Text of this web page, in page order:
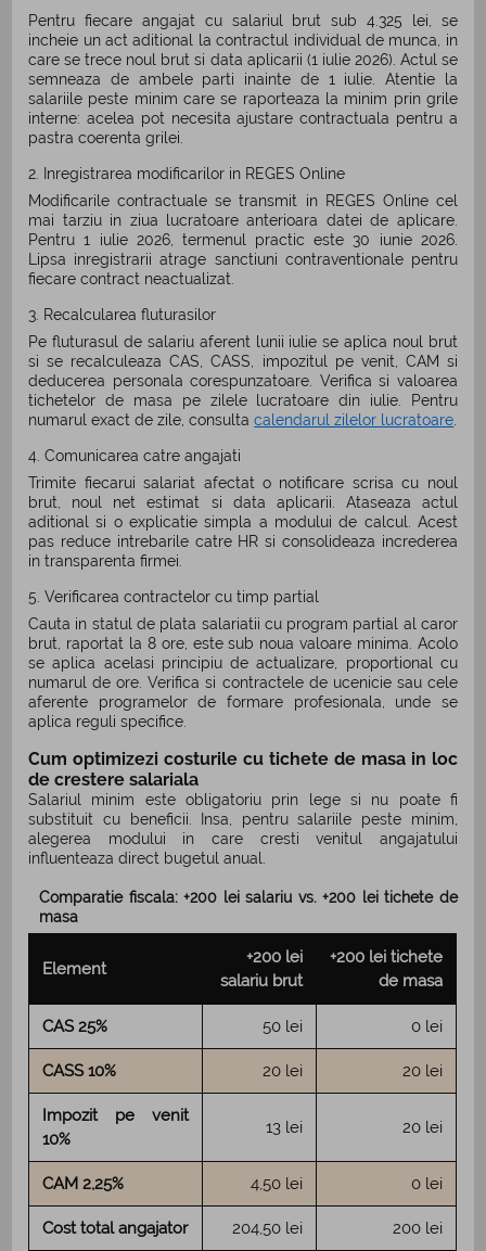
Pentru fiecare angajat cu salariul brut sub 4.325 lei, se
incheie un act aditional la contractul individual de munca, in
care se trece noul brut si data aplicarii (1 iulie 2026). Actul se
semneaza de ambele parti inainte de 1 iulie. Atentie la
salariile peste minim care se raporteaza la minim prin grile
interne: acelea pot necesita ajustare contractuala pentru a
pastra coerenta grilei.
2. Inregistrarea modificarilor in REGES Online
Modificarile contractuale se transmit in REGES Online cel
mai tarziu in ziua lucratoare anterioara datei de aplicare.
Pentru 1 iulie 2026, termenul practic este 30 iunie 2026.
Lipsa inregistrarii atrage sanctiuni contraventionale pentru
fiecare contract neactualizat.
3. Recalcularea fluturasilor
Pe fluturasul de salariu aferent lunii iulie se aplica noul brut
si se recalculeaza CAS, CASS, impozitul pe venit, CAM si
deducerea personala corespunzatoare. Verifica si valoarea
tichetelor de masa pe zilele lucratoare din iulie. Pentru
numarul exact de zile, consultacalendarul zilelor lucratoare
4. Comunicarea catre angajati
Trimite fiecarui salariat afectat o notificare scrisa cu noul
brut, noul net estimat si data aplicarii. Ataseaza actul
aditional si o explicatie simpla a modului de calcul. Acest
pas reduce intrebarile catre HR si consolideaza increderea
in transparenta firmei.
5. Verificarea contractelor cu timp partial
Cauta in statul de plata salariatii cu program partial al caror
brut, raportat la 8 ore, este sub noua valoare minima. Acolo
se aplica acelasi principiu de actualizare, proportional cu
numarul de ore. Verifica si contractele de ucenicie sau cele
aferente programelor de formare profesionala, unde se
aplica reguli specifice.
Cum optimizezi costurile cu tichete de masa in loc
de crestere salariala
Salariul minim este obligatoriu prin lege si nu poate fi
substituit cu beneficii. Insa, pentru salariile peste minim,
alegerea modului in care cresti venitul angajatului
influenteaza direct bugetul anual.
Comparatie fiscala: +200 lei salariu vs. +200 lei tichete de
masa
Element
+200 lei
salariu brut
+200 lei tichete
de masa
CAS 25% 50 lei 0 lei
CASS 10% 20 lei 20 lei
Impozit pe venit
10%
13 lei 20 lei
CAM 2,25% 4,50 lei 0 lei
Cost total angajator 204,50 lei 200 lei